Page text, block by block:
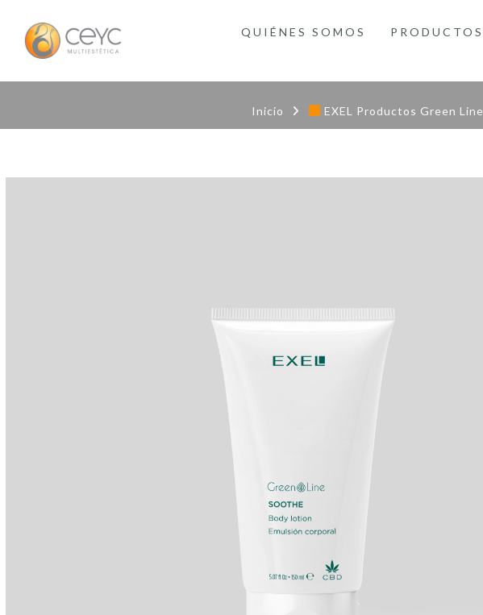
QUIÉNES SOMOS PRODUCTOS
Inicio EXEL Productos Green Line